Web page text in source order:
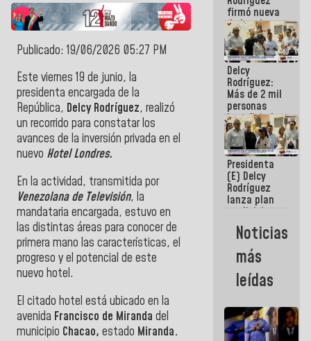
Publicado: 19/06/2026 05:27 PM
Este viernes 19 de junio, la
presidenta encargada de la
República, Delcy Rodríguez, realizó
un recorrido para constatar los
avances de la inversión privada en el
nuevo Hotel Londres.
En la actividad, transmitida por
Venezolana de Televisión, la
mandataria encargada, estuvo en
las distintas áreas para conocer de
primera mano las características, el
progreso y el potencial de este
nuevo hotel.
El citado hotel está ubicado en la
avenida Francisco de Miranda del
municipio Chacao, estado Miranda.
firmó nueva
de Ley de
Arrendamiento
aprobada
por la AN
Delcy
Rodríguez:
Más de 2 mil
personas
beneficiadas
con planes
para
atención de
emergencia
sísmica en
la última
semana
Presidenta
(E) Delcy
Rodríguez
lanza plan
crediticio
con subsidio
a Juntas de
Condominio
Noticias
más
leídas